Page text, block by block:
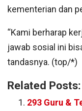
kementerian dan
“Kami berharap
jawab sosial ini
tandasnya. (top/*)
Related Posts:
293 Guru &